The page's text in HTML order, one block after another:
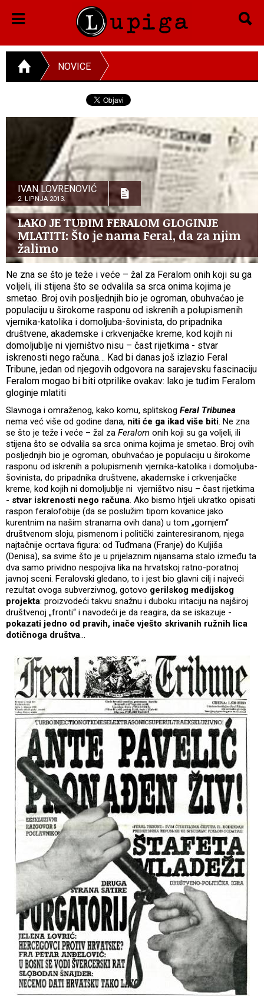
NOVICE
IVAN LOVRENOVIĆ
2. LIPNJA 2013.
LAKO JE TUĐIM FERALOM GLOGINJE
MLATITI: Što je nama Feral, da za njim
žalimo
Ne zna se što je teže i veće – žal za Feralom onih koji su ga
voljeli, ili stijena što se odvalila sa srca onima kojima je
smetao. Broj ovih posljednjih bio je ogroman, obuhvaćao je
populaciju u širokome rasponu od iskrenih a polupismenih
vjernika-katolika i domoljuba-šovinista, do pripadnika
društvene, akademske i crkvenjačke kreme, kod kojih ni
domoljublje ni vjerništvo nisu – čast rijetkima - stvar
iskrenosti nego računa… Kad bi danas još izlazio Feral
Tribune, jedan od njegovih odgovora na sarajevsku fascinaciju
Feralom mogao bi biti otprilike ovakav: lako je tuđim Feralom
gloginje mlatiti
Slavnoga i omraženog, kako komu, splitskog Feral Tribunea
nema već više od godine dana, niti će ga ikad više biti. Ne zna
se što je teže i veće – žal za Feralom onih koji su ga voljeli, ili
stijena što se odvalila sa srca onima kojima je smetao. Broj ovih
posljednjih bio je ogroman, obuhvaćao je populaciju u širokome
rasponu od iskrenih a polupismenih vjernika-katolika i domoljuba-
šovinista, do pripadnika društvene, akademske i crkvenjačke
kreme, kod kojih ni domoljublje ni vjerništvo nisu – čast rijetkima
- stvar iskrenosti nego računa. Ako bismo htjeli ukratko opisati
raspon feralofobije (da se poslužim tipom kovanice jako
kurentnim na našim stranama ovih dana) u tom „gornjem“
društvenom sloju, pismenom i politički zainteresiranom, njega
najtačnije ocrtava figura: od Tuđmana (Franje) do Kuljiša
(Denisa), sa svime što je u prijelaznim nijansama stalo između ta
dva samo prividno nespojiva lika na hrvatskoj ratno-poratnoj
javnoj sceni. Feralovski gledano, to i jest bio glavni cilj i najveći
rezultat ovoga subverzivnog, gotovo gerilskog medijskog
projekta: proizvodeći takvu snažnu i duboku iritaciju na najširoj
društvenoj „fronti“ i navodeći je da reagira, da se iskazuje -
pokazati jedno od pravih, inače vješto skrivanih ružnih lica
dotičnoga društva...